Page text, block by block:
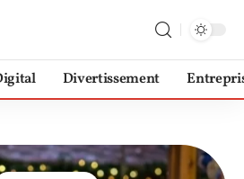
Divertissement